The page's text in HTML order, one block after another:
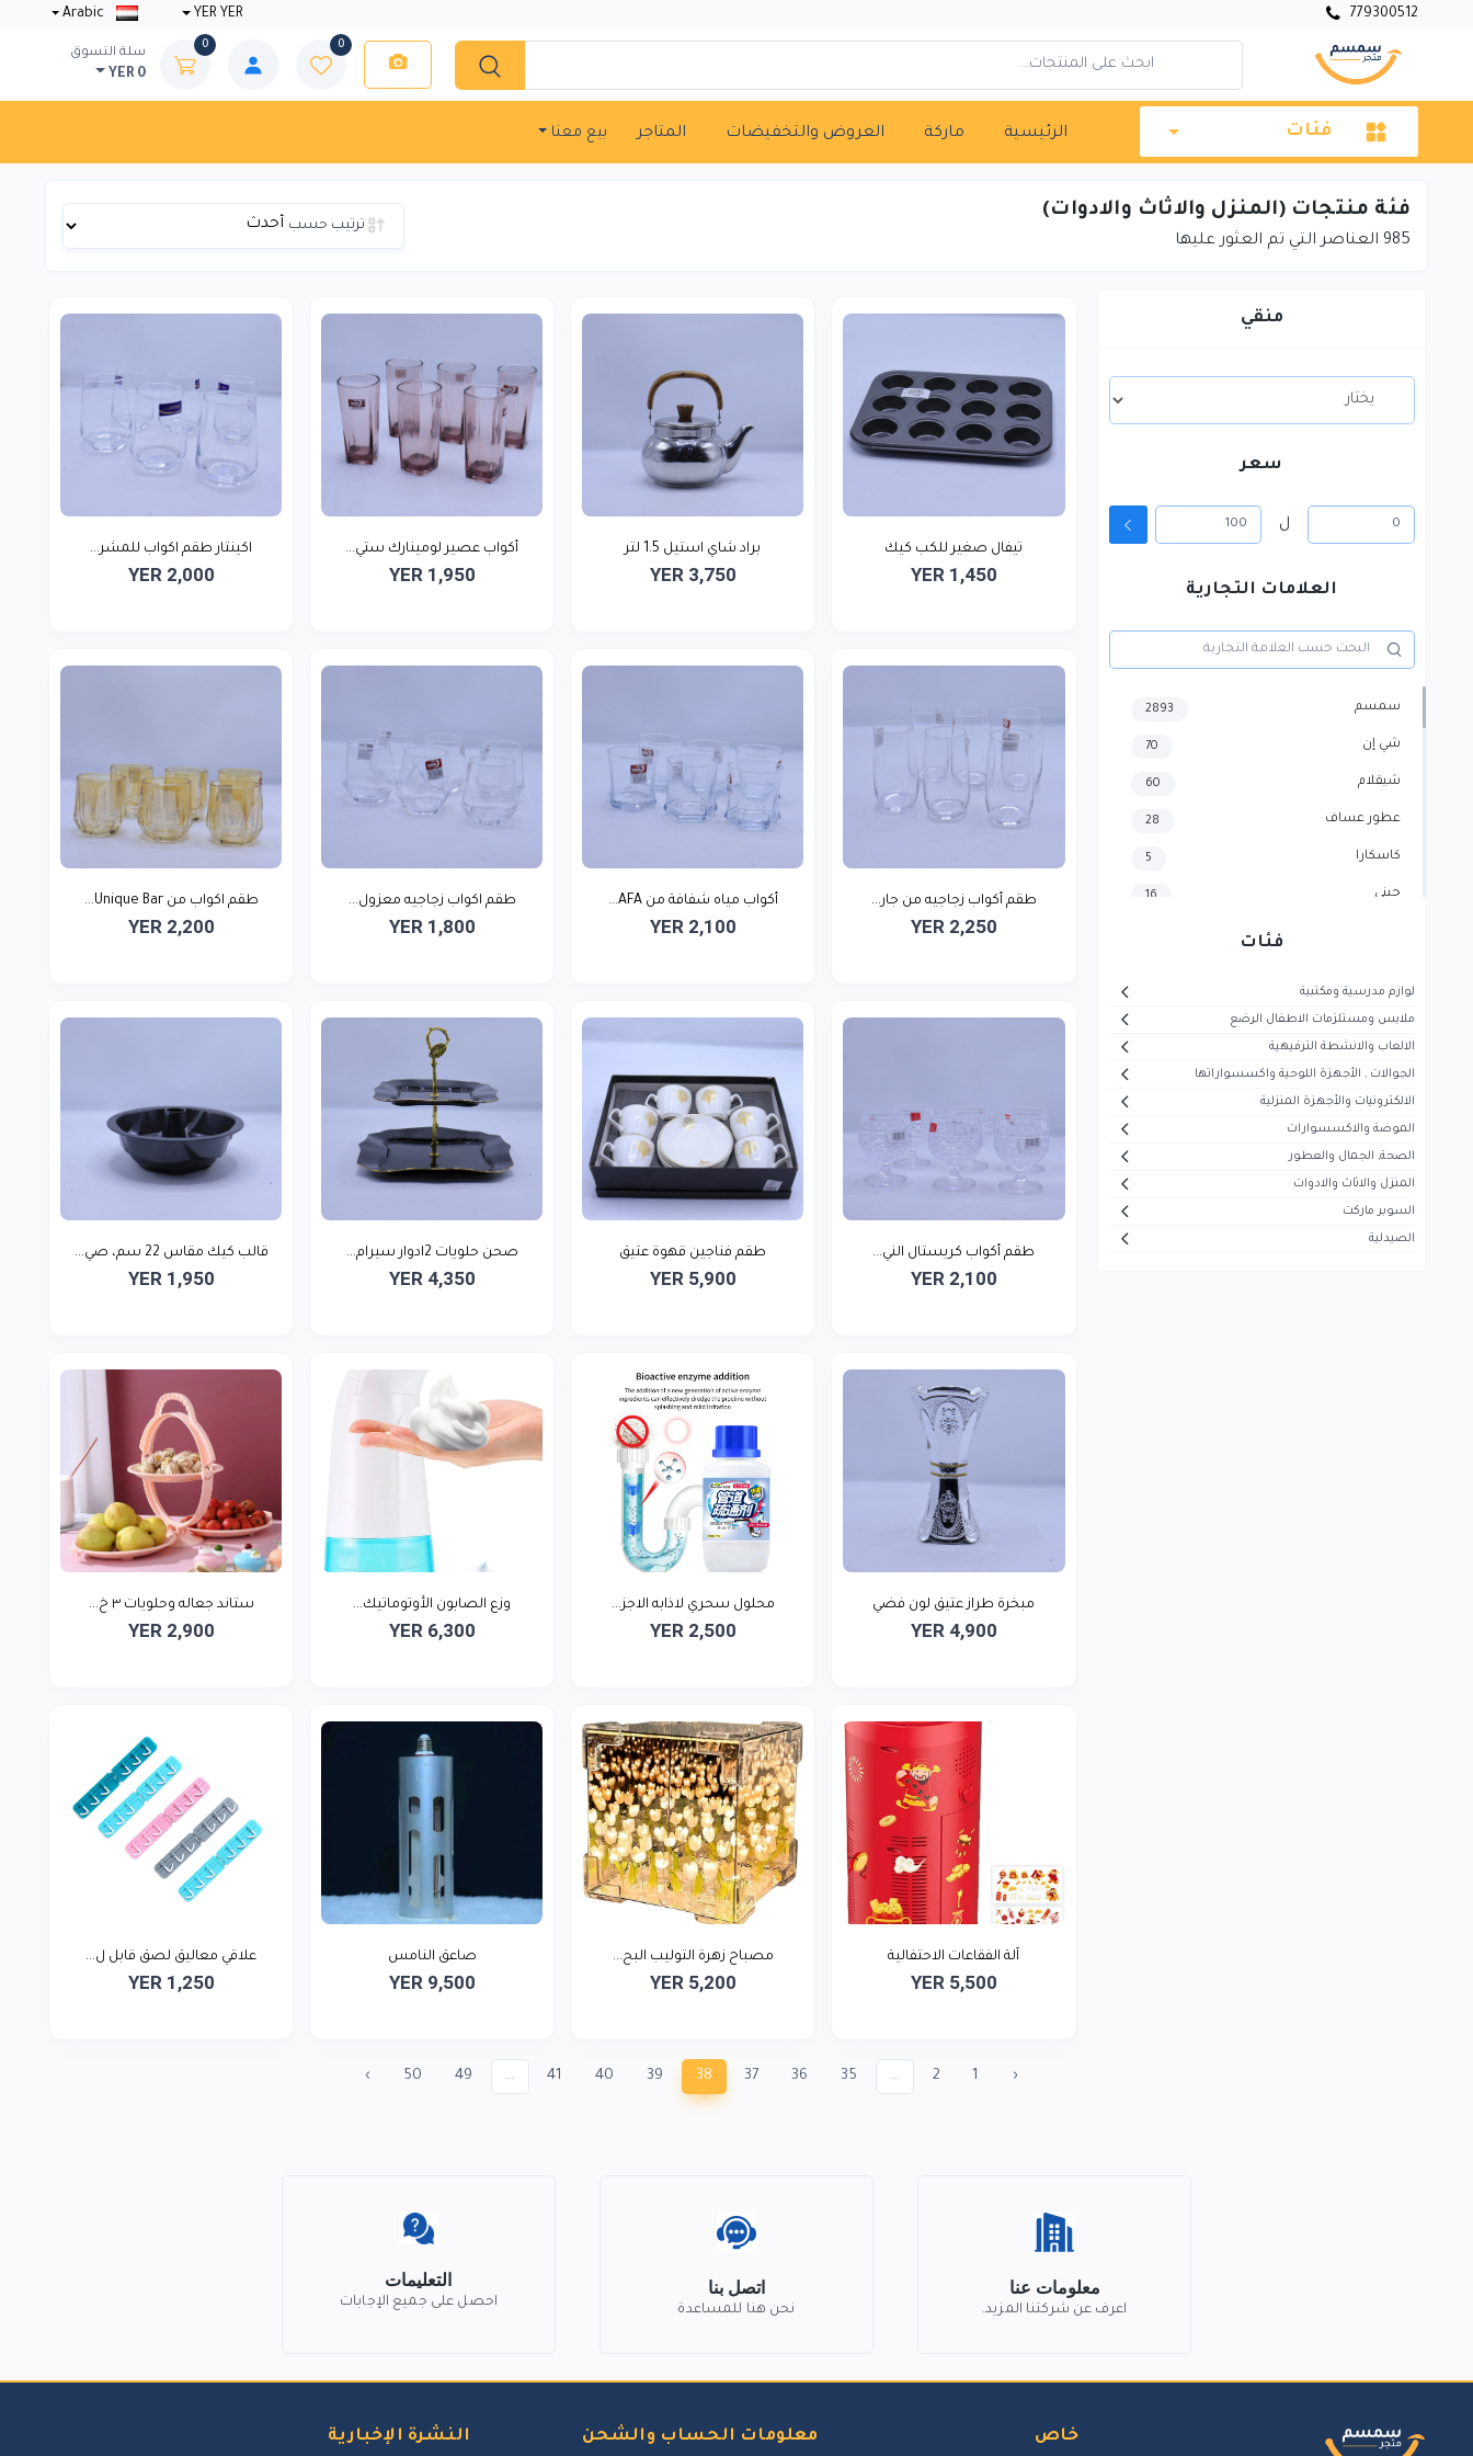
779300512
YER YER
0
0
سلة التسوق
YER 0
فئات الرئيسية ماركة العروض والتخفيضات المتاجر بيع معنا
فئة منتجات (المنزل والاثاث والادوات)
985 العناصر التي تم العثور عليها
ترتيب حسب
منقي
سعر
ل
العلامات التجارية
سمسم 2893
شي إن 70
شيقلام 60
عطور عساف 28
كاسكارا 5
جيني 16
هاير
ميديا
ماجستي
تيفال
سوني
فئات
لوازم مدرسية ومكتبية
ملابس ومستلزمات الاطفال الرضع
الالعاب والانشطة الترفيهية
الجوالات , الأجهزة اللوحية واكسسواراتها
الالكترونيات والأجهزة المنزلية
الموضة والاكسسوارات
الصحة, الجمال والعطور
المنزل والاثاث والادوات
السوبر ماركت
الصيدلية
تيفال صغير للكب كيك
YER 1,450
براد شاي استيل 1.5 لتر
YER 3,750
أكواب عصير لومينارك ستي...
YER 1,950
اكينتار طقم اكواب للمشر...
YER 2,000
طقم أكواب زجاجيه من جار...
YER 2,250
أكواب مياه شفافة من AFA...
YER 2,100
طقم اكواب زجاجيه معزول...
YER 1,800
طقم اكواب من Unique Bar...
YER 2,200
طقم أكواب كريستال الني...
YER 2,100
طقم فناجين قهوة عتيق
YER 5,900
صحن حلويات 2ادوار سيرام...
YER 4,350
قالب كيك مقاس 22 سم، صي...
YER 1,950
مبخرة طراز عتيق لون فضي
YER 4,900
محلول سحري لاذابه الاجز...
YER 2,500
وزع الصابون الأوتوماتيك...
YER 6,300
ستاند جعاله وحلويات ٣ خ...
YER 2,900
آلة الفقاعات الاحتفالية
YER 5,500
مصباح زهرة التوليب البح...
YER 5,200
صاعق النامس
YER 9,500
علاقي معاليق لصق قابل ل...
YER 1,250
‹
1
2
...
35
36
37
38
39
40
41
...
49
50
›
معلومات عنا
اعرف عن شركتنا المزيد.
اتصل بنا
نحن هنا للمساعدة
التعليمات
احصل على جميع الإجابات
خاص معلومات الحساب والشحن النشرة الإخبارية